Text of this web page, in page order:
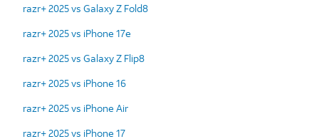
razr+ 2025 vs Galaxy Z Fold8
razr+ 2025 vs iPhone 17e
razr+ 2025 vs Galaxy Z Flip8
razr+ 2025 vs iPhone 16
razr+ 2025 vs iPhone Air
razr+ 2025 vs iPhone 17